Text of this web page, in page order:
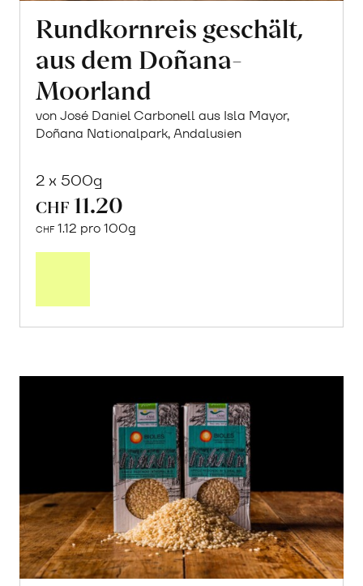
Rundkornreis geschält,
aus dem Doñana-
Moorland
von José Daniel Carbonell aus Isla Mayor,
Doñana Nationalpark, Andalusien
2 x 500g
CHF 11.20
CHF 1.12 pro 100g